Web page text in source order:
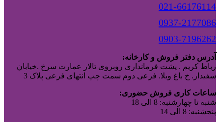
021-66176114
0937-2177086
0903-7196262
آدرس دفتر فروش و کارخانه:
رباط کریم . پشت فرمانداری روبروی تالار عمارت سرخ .خیابان
سفیدار. خ باغ ویلا. فرعی دوم سمت چپ انتهای فرعی پلاک 3
ساعات کاری فروش حضوری:
شنبه تا چهارشنبه: 8 الی 18
پنجشنبه: 8 الی 14